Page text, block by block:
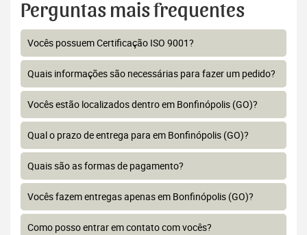
Perguntas mais frequentes
Vocês possuem Certificação ISO 9001?
Quais informações são necessárias para fazer um pedido?
Vocês estão localizados dentro em Bonfinópolis (GO)?
Qual o prazo de entrega para em Bonfinópolis (GO)?
Quais são as formas de pagamento?
Vocês fazem entregas apenas em Bonfinópolis (GO)?
Como posso entrar em contato com vocês?